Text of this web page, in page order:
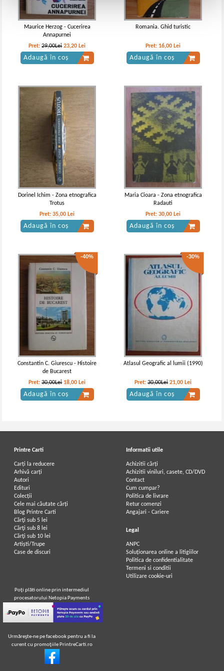
Maurice Herzog - Cucerirea
Annapurnei
Pret:29,00Lei 23,20 Lei
Adaugă în coș
Romania. Ghid turistic
Pret: 16,00 Lei
Adaugă în coș
Dorinel Ichim - Zona etnografica
Trotus
Pret:35,00 Lei
Adaugă în coș
Maria Cioara - Zona etnografica
Radauti
Pret:30,00 Lei
Adaugă în coș
-40%
Constantin C. Giurescu - Histoire
de Bucarest
Pret:30,00Lei 18,00 Lei
Adaugă în coș
-30%
Atlasul Geografic al lumii (1990)
Pret:30,00Lei 21,00 Lei
Adaugă în coș
Printre Carti
Carți la reducere
Arhivă carți
Autori
Edituri
Colecții
Cele mai căutate cărți
Blog Printre Carti
Cărţi sub 5 lei
Cărţi sub 8 lei
Cărţi sub 10 lei
Artiști/Trupe
Case de discuri
Informatii utile
Achizitii cărți
Achizitii viniluri, casete, CD/DVD
Contact
Cum cumpar?
Politica de livrare
Retur comenzi
Angajari - Cariere
Legal
ANPC
Soluționarea online a litigiilor
Politica de confidentialitate
Termeni si conditii
Utilizare cookie-uri
Poţi plăti online prin intermediul
procesatorului Netopia Payments
Urmăreşte-ne pe facebook pentru a fi la
curent cu promoţiile PrintreCarti.ro